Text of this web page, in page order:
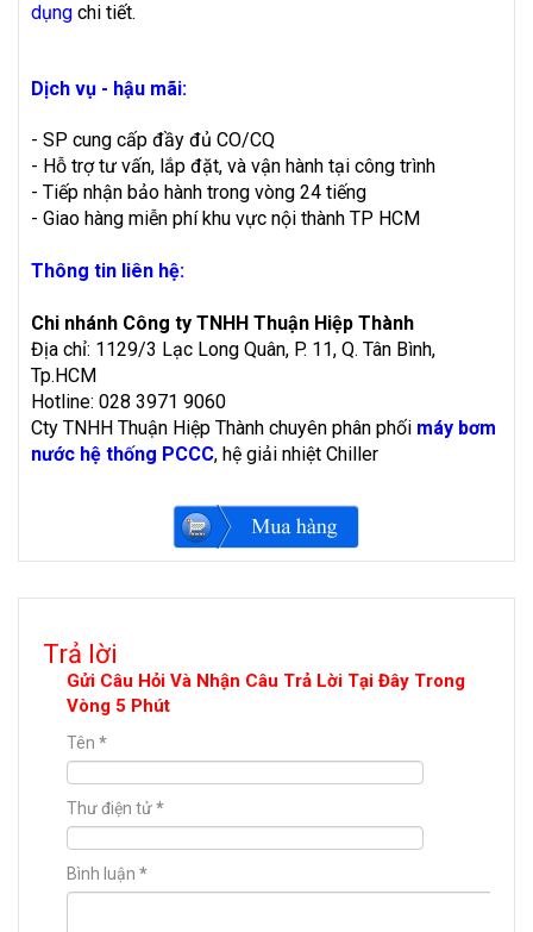
dụng chi tiết.
Dịch vụ - hậu mãi:
- SP cung cấp đầy đủ CO/CQ
- Hỗ trợ tư vấn, lắp đặt, và vận hành tại công trình
- Tiếp nhận bảo hành trong vòng 24 tiếng
- Giao hàng miễn phí khu vực nội thành TP HCM
Thông tin liên hệ:
Chi nhánh Công ty TNHH Thuận Hiệp Thành
Địa chỉ: 1129/3 Lạc Long Quân, P. 11, Q. Tân Bình,
Tp.HCM
Hotline: 028 3971 9060
Cty TNHH Thuận Hiệp Thành chuyên phân phối máy bơm
nước hệ thống PCCC, hệ giải nhiệt Chiller
Trả lời
Gửi Câu Hỏi Và Nhận Câu Trả Lời Tại Đây Trong
Vòng 5 Phút
Tên *
Thư điện tử*
Bình luận *